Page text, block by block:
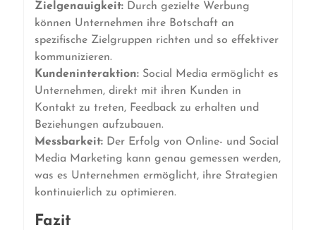
Zielgenauigkeit:Durch gezielte Werbung
können Unternehmen ihre Botschaft an
spezifische Zielgruppen richten und so effektiver
kommunizieren.
Kundeninteraktion:Social Media ermöglicht es
Unternehmen, direkt mit ihren Kunden in
Kontakt zu treten, Feedback zu erhalten und
Beziehungen aufzubauen.
Messbarkeit:Der Erfolg von Online- und Social
Media Marketing kann genau gemessen werden,
was es Unternehmen ermöglicht, ihre Strategien
kontinuierlich zu optimieren.
Fazit